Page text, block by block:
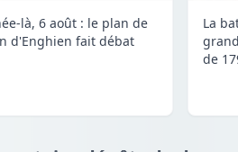
là, 6 août : le plan de
d'Enghien fait débat
La
de